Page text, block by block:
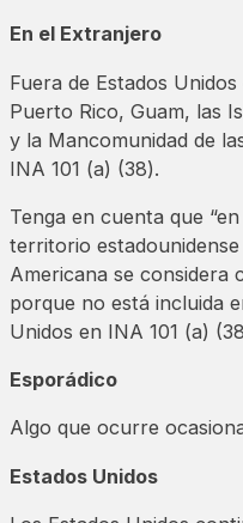
En el Extranjero
Fuera de Estados
Puerto Rico, Guam, las
y la Mancomunidad de
INA 101 (a) (38).
Tenga en cuenta que
territorio
Americana se
porque no está incluida
Unidos en INA 101 (a)
Esporádico
Algo que ocurre
Estados Unidos